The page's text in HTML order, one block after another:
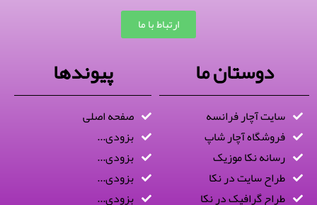
ارتباط با ما
دوستان ما
سایت آچار فرانسه
فروشگاه آچار شاپ
رسانه نکا موزیک
طراح سایت در نکا
طراح گرافیک در نکا
پیوندها
صفحه اصلی
بزودی...
بزودی...
بزودی...
بزودی...